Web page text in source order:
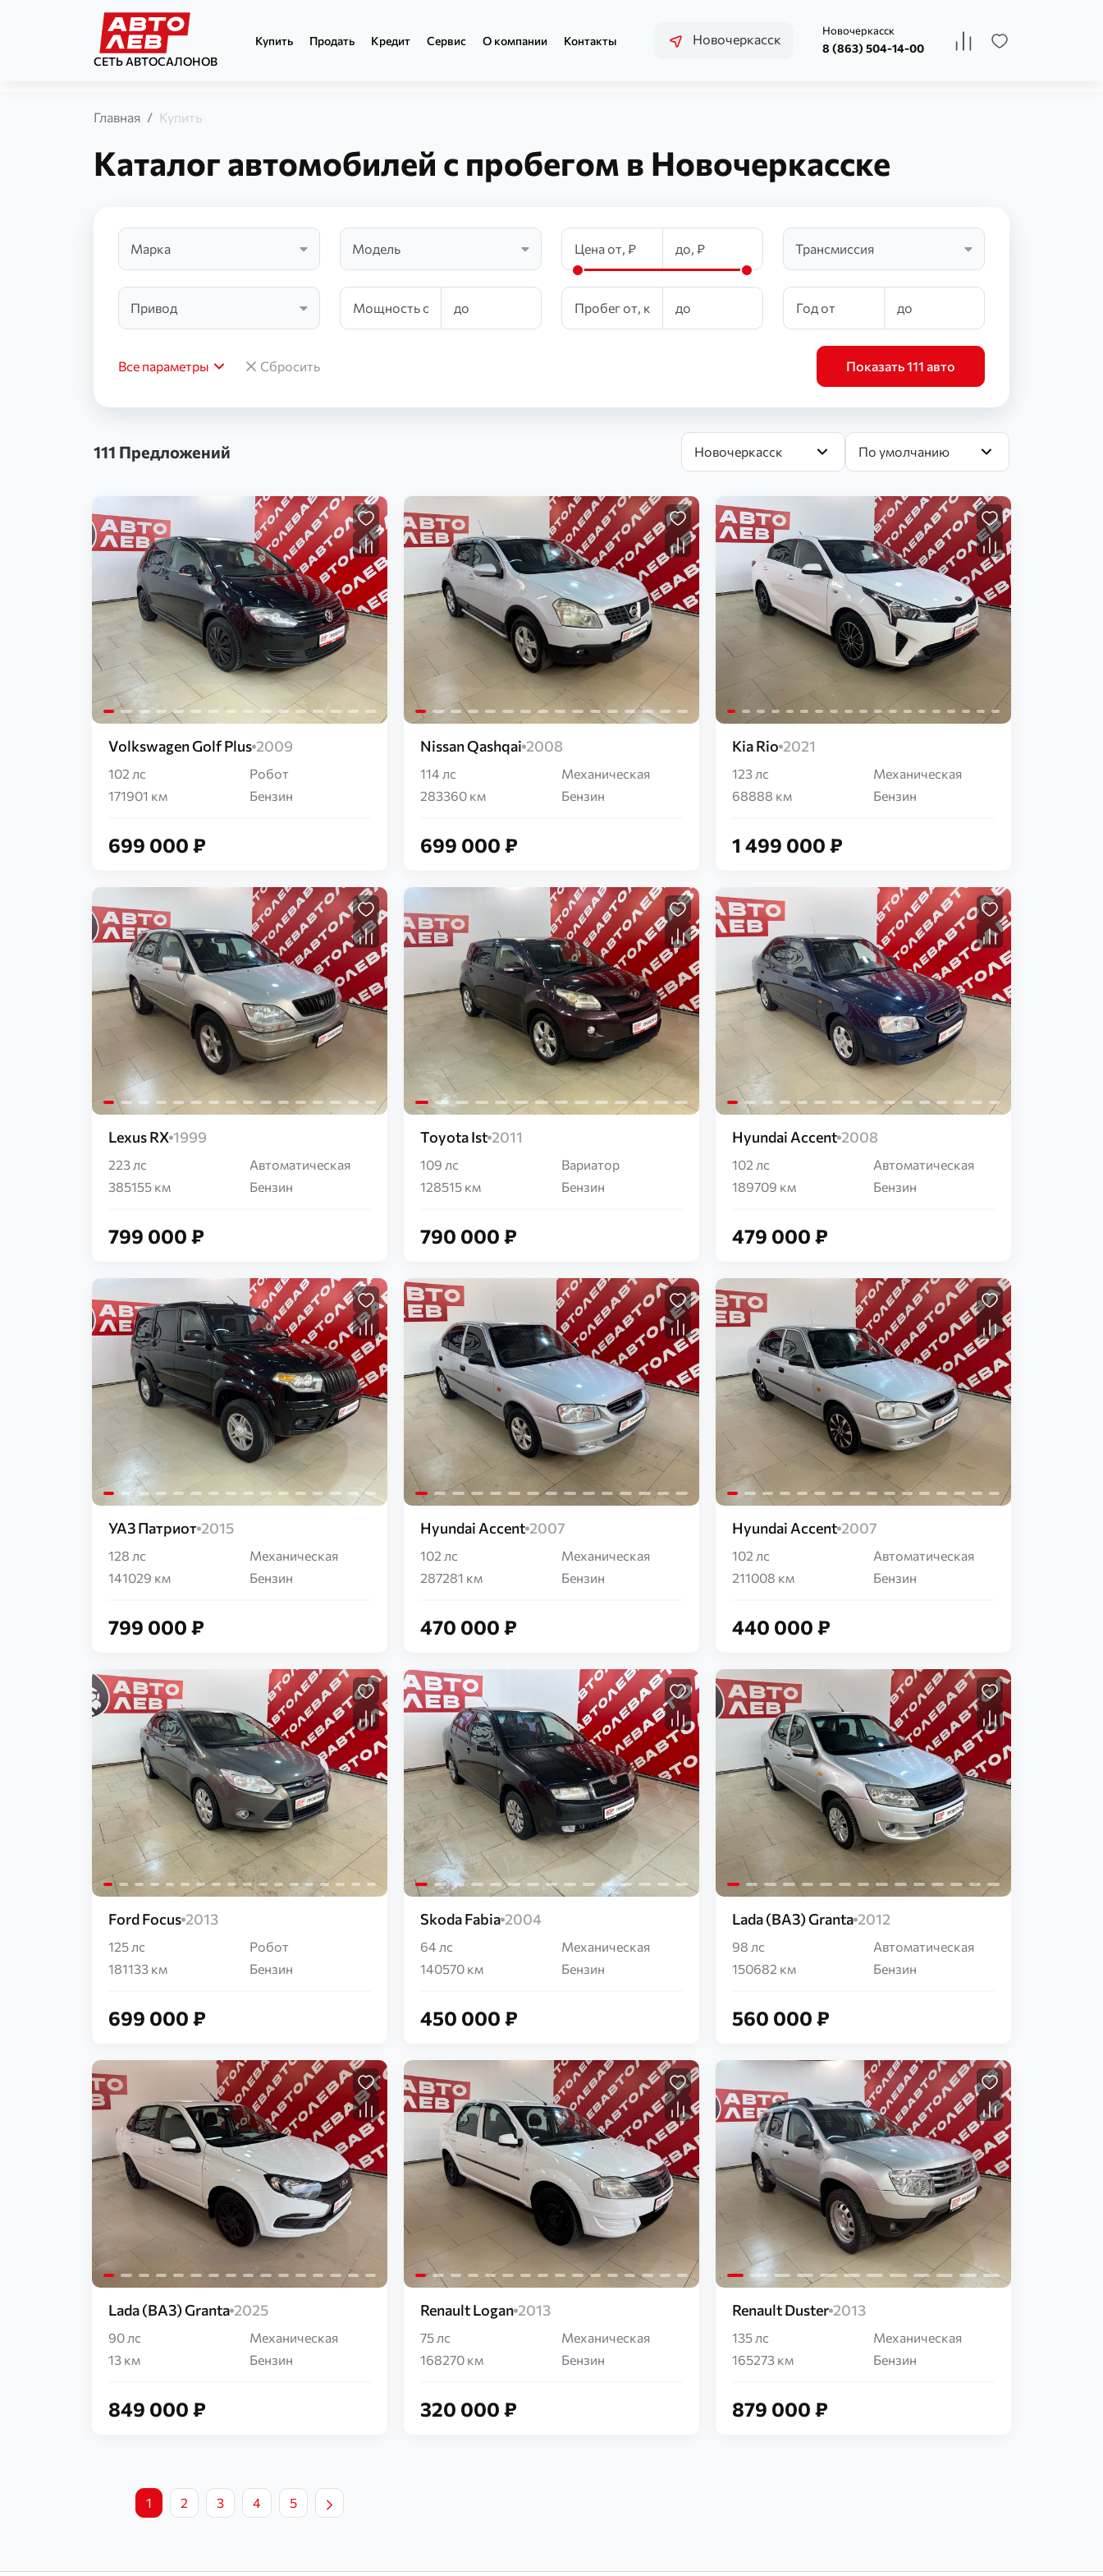
СЕТЬ АВТОСАЛОНОВ
Купить Продать Кредит Сервис О компании Контакты Новочеркасск
Новочеркасск
8 (863) 504-14-00
Главная Купить
Каталог автомобилей с пробегом в Новочеркасске
Марка Модель Трансмиссия
Привод
Все параметры Сбросить Показать 111 авто
111 Предложений Новочеркасск По умолчанию
Загрузка... Загрузка... Загрузка...
Volkswagen Golf Plus 2009
102 лс
Робот
171901 км
Бензин
699 000 ₽
Загрузка... Загрузка...
Nissan Qashqai 2008
114 лс
Механическая
283360 км
Бензин
699 000 ₽
Загрузка...
Kia Rio 2021
123 лс
Механическая
68888 км
Бензин
1 499 000 ₽
Загрузка... Загрузка... Загрузка...
Lexus RX 1999
223 лс
Автоматическая
385155 км
Бензин
799 000 ₽
Загрузка... Загрузка...
Toyota Ist 2011
109 лс
Вариатор
128515 км
Бензин
790 000 ₽
Загрузка...
Hyundai Accent 2008
102 лс
Автоматическая
189709 км
Бензин
479 000 ₽
Загрузка... Загрузка... Загрузка...
УАЗ Патриот 2015
128 лс
Механическая
141029 км
Бензин
799 000 ₽
Загрузка... Загрузка...
Hyundai Accent 2007
102 лс
Механическая
287281 км
Бензин
470 000 ₽
Загрузка...
Hyundai Accent 2007
102 лс
Автоматическая
211008 км
Бензин
440 000 ₽
Загрузка... Загрузка... Загрузка...
Ford Focus 2013
125 лс
Робот
181133 км
Бензин
699 000 ₽
Загрузка... Загрузка...
Skoda Fabia 2004
64 лс
Механическая
140570 км
Бензин
450 000 ₽
Загрузка...
Lada (ВАЗ) Granta 2012
98 лс
Автоматическая
150682 км
Бензин
560 000 ₽
Загрузка... Загрузка... Загрузка...
Lada (ВАЗ) Granta 2025
90 лс
Механическая
13 км
Бензин
849 000 ₽
Загрузка... Загрузка...
Renault Logan 2013
75 лс
Механическая
168270 км
Бензин
320 000 ₽
Загрузка...
Renault Duster 2013
135 лс
Механическая
165273 км
Бензин
879 000 ₽
1 2 3 4 5